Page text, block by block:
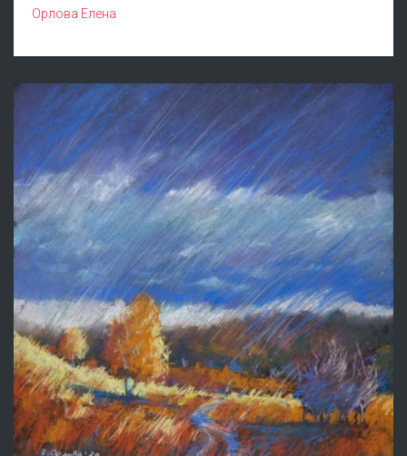
Орлова Елена